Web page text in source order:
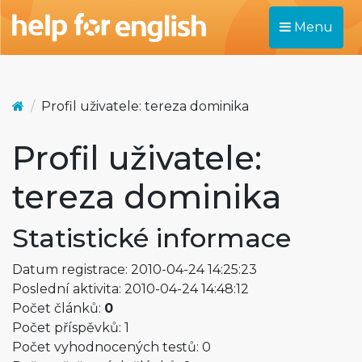
Menu
Profil uživatele: tereza dominika
Profil uživatele:
tereza dominika
Statistické informace
Datum registrace: 2010-04-24 14:25:23
Poslední aktivita: 2010-04-24 14:48:12
Počet článků: 0
Počet příspěvků: 1
Počet vyhodnocených testů: 0